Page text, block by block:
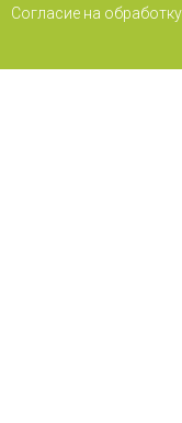
Согласие на